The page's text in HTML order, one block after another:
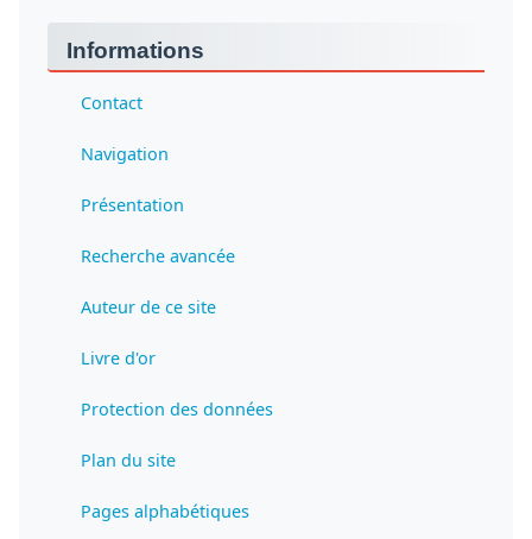
Informations
Contact
Navigation
Présentation
Recherche avancée
Auteur de ce site
Livre d'or
Protection des données
Plan du site
Pages alphabétiques